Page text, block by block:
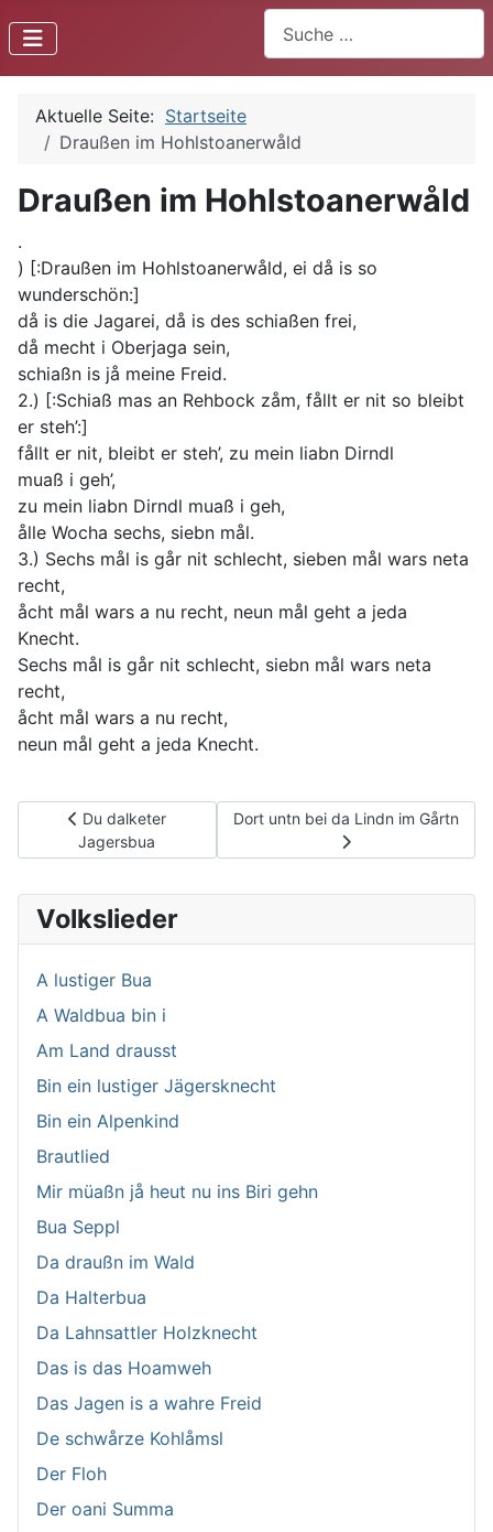
Aktuelle Seite: Startseite
Draußen im Hohlstoanerwåld
Draußen im Hohlstoanerwåld
.
) [:Draußen im Hohlstoanerwåld, ei då is so
wunderschön:]
då is die Jagarei, då is des schiaßen frei,
då mecht i Oberjaga sein,
schiaßn is jå meine Freid.
2.) [:Schiaß mas an Rehbock zåm, fållt er nit so bleibt
er steh’:]
fållt er nit, bleibt er steh’, zu mein liabn Dirndl
muaß i geh’,
zu mein liabn Dirndl muaß i geh,
ålle Wocha sechs, siebn mål.
3.) Sechs mål is går nit schlecht, sieben mål wars neta
recht,
åcht mål wars a nu recht, neun mål geht a jeda
Knecht.
Sechs mål is går nit schlecht, siebn mål wars neta
recht,
åcht mål wars a nu recht,
neun mål geht a jeda Knecht.
Vorheriger Beitrag: Du dalketer Jagersbua
Du dalketer
Jagersbua
Nächster Beitrag: Dort untn bei da
Dort untn bei da Lindn im Gårtn
Volkslieder
A lustiger Bua
A Waldbua bin i
Am Land drausst
Bin ein lustiger Jägersknecht
Bin ein Alpenkind
Brautlied
Mir müaßn jå heut nu ins Biri gehn
Bua Seppl
Da draußn im Wald
Da Halterbua
Da Lahnsattler Holzknecht
Das is das Hoamweh
Das Jagen is a wahre Freid
De schwårze Kohlåmsl
Der Floh
Der oani Summa